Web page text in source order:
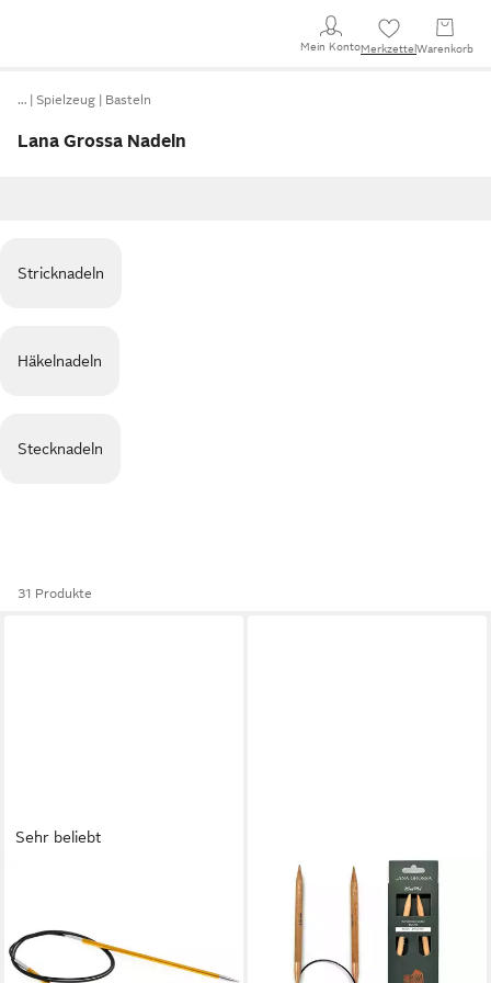
Mein KontoMerkzettel Warenkorb
… Spielzeug Basteln
Lana Grossa Nadeln
Stricknadeln
Häkelnadeln
Stecknadeln
31 Produkte
Sehr beliebt
Rundstricknadel Aluminium
Rainbow, Rundstricknadel
LANA GROSSA
Rundstricknadeln Knit Pro
Rundstricknadel BUCHE Tanja
Steinbach Edition, Stricknadel